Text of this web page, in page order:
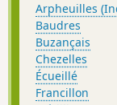
Arpheuilles
Baudres
Buzançais
Chezelles
Écueillé
Francillon